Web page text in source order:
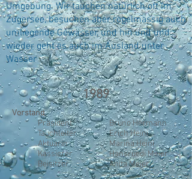
Umgebung. Wir tauchen natürlich oft im
Zugersee, besuchen aber regelmässig auch
umliegende Gewässer, und hin und und
wieder geht es auch im Ausland unter
Wasser
1989
Vorstand
Präsident
Tauchleiter
Aktuarin
Kassierer
Beisitzer
Bruno Hermann
Erich Heini
Marina Heini
Hansruedi Meier
Anita Meier